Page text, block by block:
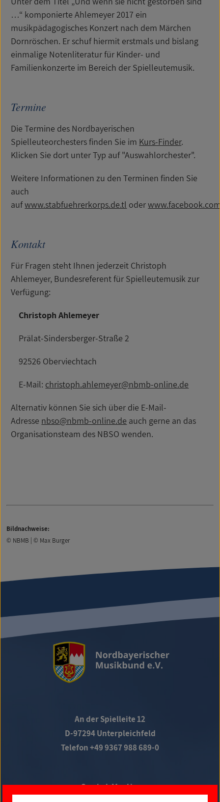
…“ komponierte Ahlemeyer 2017 ein
musikpädagogisches Konzert nach dem Märchen
Dornröschen. Er schuf hiermit erstmals und bislang
einmalige Notenliteratur für Kinder- und
Familienkonzerte im Bereich der Spielleutemusik.
Termine
Die Termine des Nordbayerischen
Spielleuteorchesters finden Sie im Kurs-Finder.
Klicken Sie dort unter Typ auf "Auswahlorchester".
Weitere Informationen zu den Terminen finden Sie
auch
aufwww.stabfuehrerkorps.de.tl oder
Kontakt
Für Fragen steht Ihnen jederzeit Christoph
Ahlemeyer, Bundesreferent für Spielleutemusik zur
Verfügung:
Christoph Ahlemeyer
Prälat-Sindersberger-Straße 2
92526 Oberviechtach
E-Mail: christoph.ahlemeyer@nbmb-online.de
Alternativ können Sie sich über die E-Mail-
Adresse nbso@nbmb-online.de auch gerne an das
Organisationsteam des NBSO wenden.
Bildnachweise:
© NBMB | © Max Burger
An der Spielleite 12
D-97294 Unterpleichfeld
Telefon +49 9367 988 689-0
Social Media